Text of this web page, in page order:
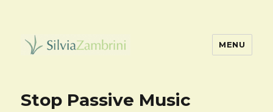
MENU
Stop Passive Music